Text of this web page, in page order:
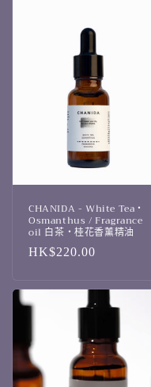
CHANIDA - White Tea・
Osmanthus / Fragrance
oil 白茶・桂花香薰精油
定
HK$220.00